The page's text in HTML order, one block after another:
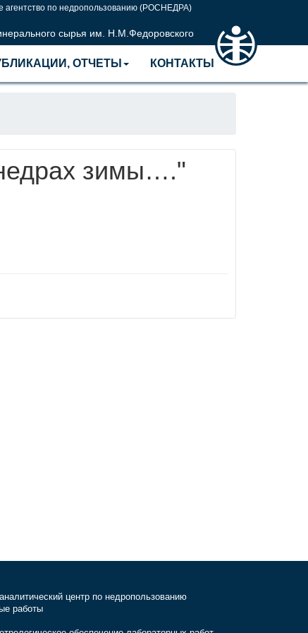
агентство по недропользованию (РОСНЕДРА)
сырья им. Н.М.Федоровского
ОТЧЕТЫ КОНТАКТЫ
зимы…."
центр по недропользованию
работы